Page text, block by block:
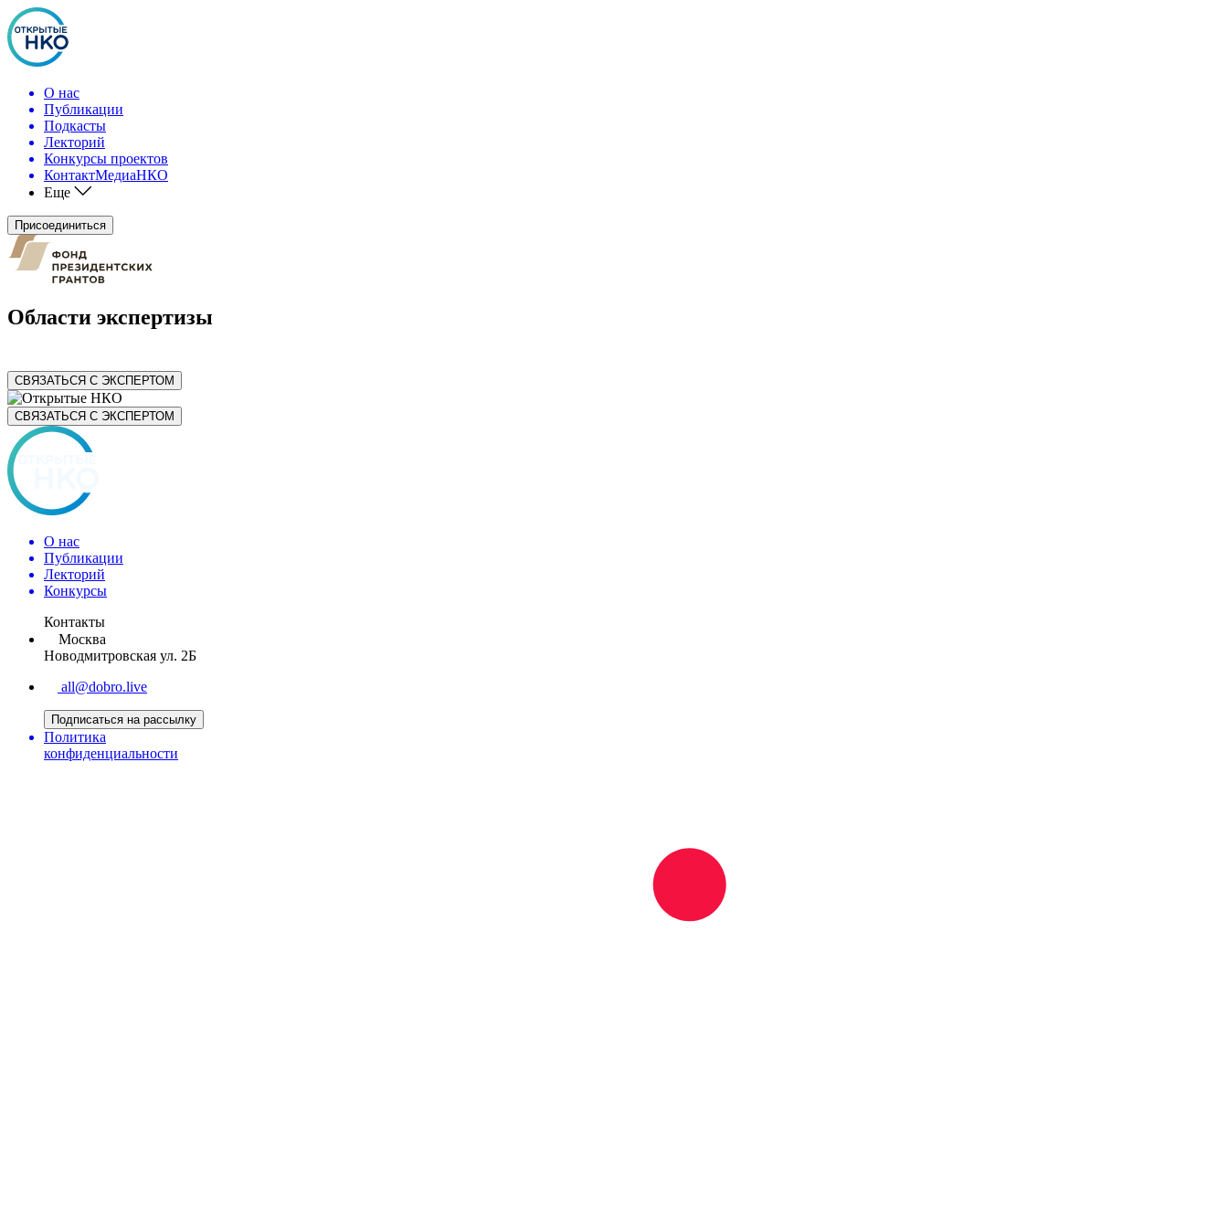
О нас
Публикации
Подкасты
Лекторий
Конкурсы проектов
КонтактМедиаНКО
Еще
Присоединиться
Области экспертизы
СВЯЗАТЬСЯ С ЭКСПЕРТОМ
СВЯЗАТЬСЯ С ЭКСПЕРТОМ
О нас
Публикации
Лекторий
Конкурсы
Контакты
Москва
Новодмитровская ул. 2Б
all@dobro.live
Подписаться на рассылку
Политика
конфиденциальности